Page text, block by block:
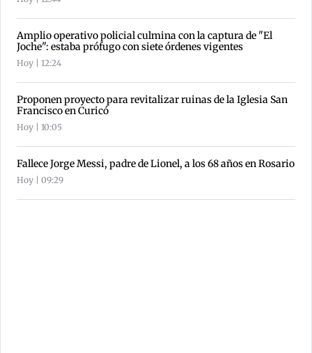
Amplio operativo policial culmina con la captura de "El
Joche": estaba prófugo con siete órdenes vigentes
Hoy | 12:24
Proponen proyecto para revitalizar ruinas de la Iglesia San
Francisco en Curicó
Hoy | 10:05
Fallece Jorge Messi, padre de Lionel, a los 68 años en Rosario
Hoy | 09:29